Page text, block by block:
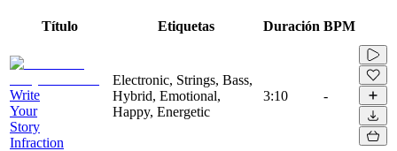
Título Etiquetas Duración BPM
Write
Your
Story
Infraction
Electronic, Strings, Bass,
Hybrid, Emotional,
Happy, Energetic
3:10 -